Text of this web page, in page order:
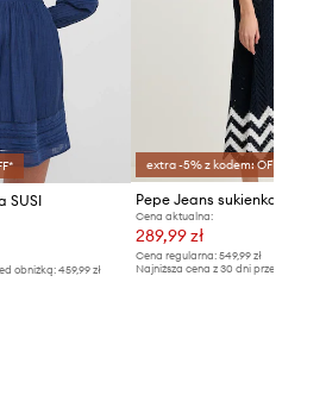
SUSI
obniżką:459,99 zł
extra -5% z kodem: OFF*
Pepe Jeans sukienka OLLIE
Cena aktualna:
289,99 zł
Cena regularna: 549,99 zł
Najniższa cena z 30 dni przed obniżką: